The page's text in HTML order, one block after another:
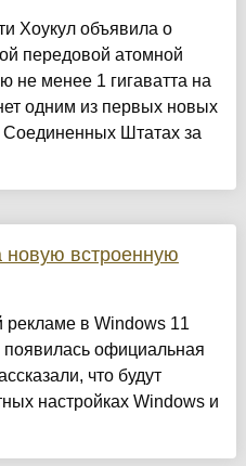
Хоукул объявила о
передовой атомной
не менее 1 гигаватта на
одним из первых новых
Штатах за
новую встроенную
рекламе в Windows 11
появилась официальная
что будут
настройках Windows и